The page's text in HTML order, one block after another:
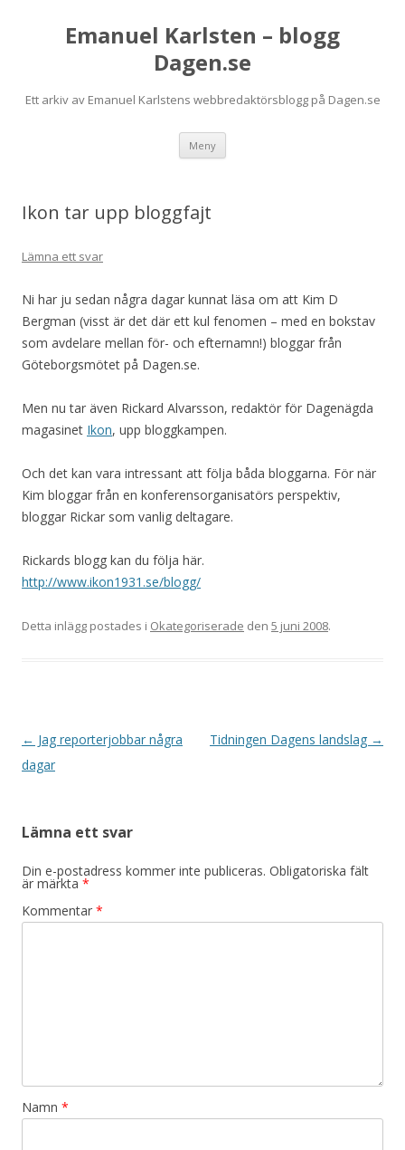
Emanuel Karlsten – blogg
Dagen.se
Ett arkiv av Emanuel Karlstens webbredaktörsblogg på Dagen.se
Meny
Ikon tar upp bloggfajt
Lämna ett svar
Ni har ju sedan några dagar kunnat läsa om att Kim D
Bergman (visst är det där ett kul fenomen – med en bokstav
som avdelare mellan för- och efternamn!) bloggar från
Göteborgsmötet på Dagen.se.
Men nu tar även Rickard Alvarsson, redaktör för Dagenägda
magasinet Ikon, upp bloggkampen.
Och det kan vara intressant att följa båda bloggarna. För när
Kim bloggar från en konferensorganisatörs perspektiv,
bloggar Rickar som vanlig deltagare.
Rickards blogg kan du följa här.
http://www.ikon1931.se/blogg/
Detta inlägg postades i Okategoriserade den 5 juni 2008.
Inläggsnavigering
← Jag reporterjobbar några
dagar
Tidningen Dagens landslag →
Lämna ett svar
Din e-postadress kommer inte publiceras. Obligatoriska fält
är märkta *
Kommentar *
Namn *